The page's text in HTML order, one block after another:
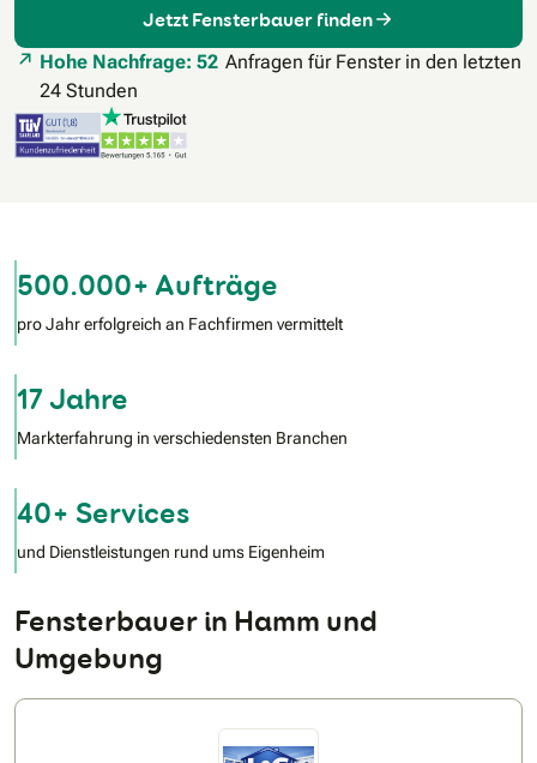
Jetzt Fensterbauer finden
Hohe Nachfrage: 52 Anfragen für Fenster in den letzten
24 Stunden
500.000+ Aufträge
pro Jahr erfolgreich an Fachfirmen vermittelt
17 Jahre
Markterfahrung in verschiedensten Branchen
40+ Services
und Dienstleistungen rund ums Eigenheim
Fensterbauer in Hamm und
Umgebung